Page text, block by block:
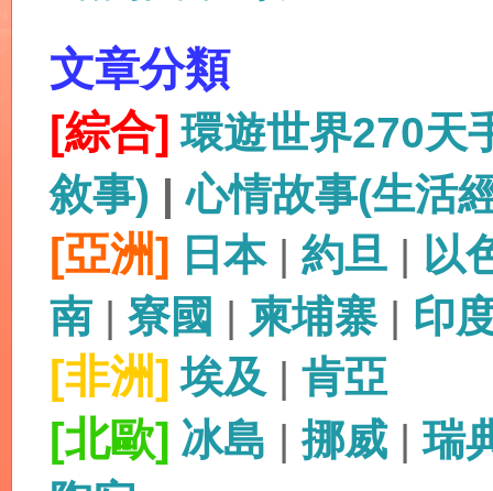
文章分類
[綜合] 環遊世界270天
敘事) |心情故事(生活
[亞洲] 日本| 約旦 | 以
南 | 寮國 | 柬埔寨| 印
[非洲] 埃及 | 肯亞
[北歐] 冰島 |挪威 |瑞